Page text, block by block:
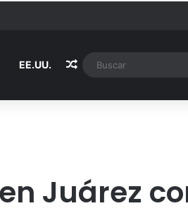
EE.UU. Random Article
Juárez